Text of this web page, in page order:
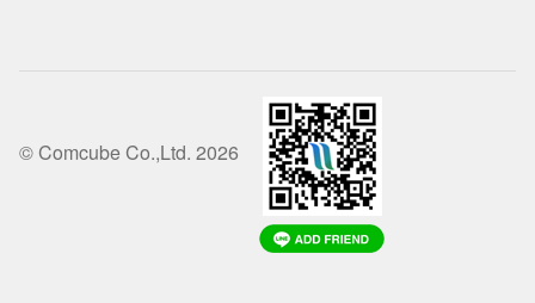
© Comcube Co.,Ltd. 2026